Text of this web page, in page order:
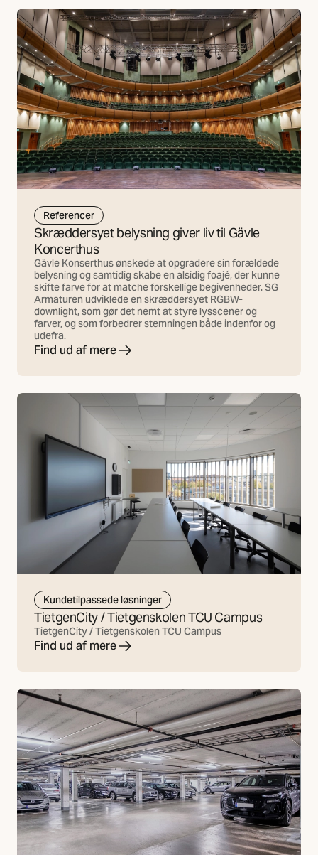
Referencer
Skræddersyet belysning giver liv til Gävle
Koncerthus
Gävle Konserthus ønskede at opgradere sin forældede
belysning og samtidig skabe en alsidig foajé, der kunne
skifte farve for at matche forskellige begivenheder. SG
Armaturen udviklede en skræddersyet RGBW-
downlight, som gør det nemt at styre lysscener og
farver, og som forbedrer stemningen både indenfor og
udefra.
Find ud af mere
Kundetilpassede løsninger
TietgenCity / Tietgenskolen TCU Campus
TietgenCity / Tietgenskolen TCU Campus
Find ud af mere